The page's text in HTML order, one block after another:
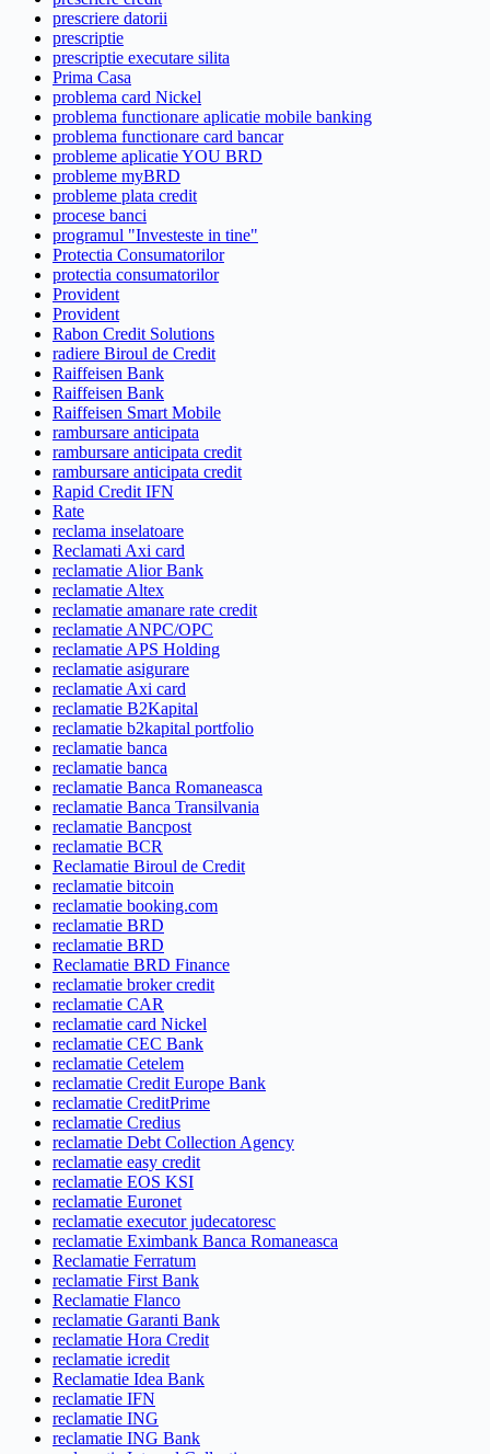
prescriere datorii
prescriptie
prescriptie executare silita
Prima Casa
problema card Nickel
problema functionare aplicatie mobile banking
problema functionare card bancar
probleme aplicatie YOU BRD
probleme myBRD
probleme plata credit
procese banci
programul "Investeste in tine"
Protectia Consumatorilor
protectia consumatorilor
Provident
Provident
Rabon Credit Solutions
radiere Biroul de Credit
Raiffeisen Bank
Raiffeisen Bank
Raiffeisen Smart Mobile
rambursare anticipata
rambursare anticipata credit
rambursare anticipata credit
Rapid Credit IFN
Rate
reclama inselatoare
Reclamati Axi card
reclamatie Alior Bank
reclamatie Altex
reclamatie amanare rate credit
reclamatie ANPC/OPC
reclamatie APS Holding
reclamatie asigurare
reclamatie Axi card
reclamatie B2Kapital
reclamatie b2kapital portfolio
reclamatie banca
reclamatie banca
reclamatie Banca Romaneasca
reclamatie Banca Transilvania
reclamatie Bancpost
reclamatie BCR
Reclamatie Biroul de Credit
reclamatie bitcoin
reclamatie booking.com
reclamatie BRD
reclamatie BRD
Reclamatie BRD Finance
reclamatie broker credit
reclamatie CAR
reclamatie card Nickel
reclamatie CEC Bank
reclamatie Cetelem
reclamatie Credit Europe Bank
reclamatie CreditPrime
reclamatie Credius
reclamatie Debt Collection Agency
reclamatie easy credit
reclamatie EOS KSI
reclamatie Euronet
reclamatie executor judecatoresc
reclamatie Eximbank Banca Romaneasca
Reclamatie Ferratum
reclamatie First Bank
Reclamatie Flanco
reclamatie Garanti Bank
reclamatie Hora Credit
reclamatie icredit
Reclamatie Idea Bank
reclamatie IFN
reclamatie ING
reclamatie ING Bank